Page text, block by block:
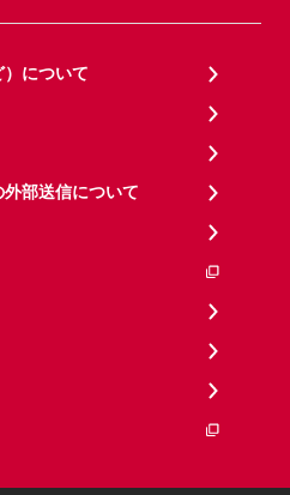
について
部送信について